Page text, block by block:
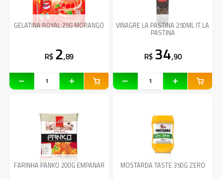
GELATINA ROYAL 25G MORANGO
R$ 2,89
VINAGRE LA PASTINA 250ML IT LA
PASTINA
R$ 34,90
FARINHA PANKO 200G EMPANAR MOSTARDA TASTE 350G ZERO